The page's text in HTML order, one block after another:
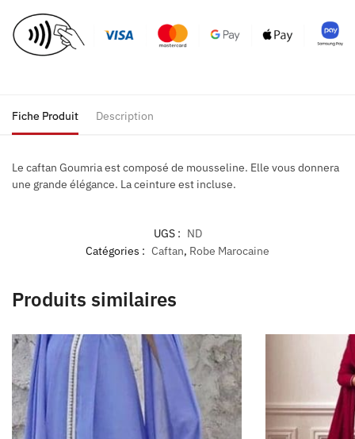
Fiche Produit Description
Le caftan Goumria est composé de mousseline. Elle vous donnera
une grande élégance. La ceinture est incluse.
UGS : ND
Catégories : Caftan, Robe Marocaine
Produits similaires